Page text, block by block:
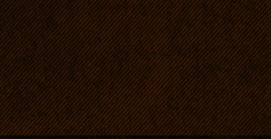
(Mia jest suczką z
współwłasności, ale
Krakowie. Jej matką jest
naszej hodowli (DIEGO